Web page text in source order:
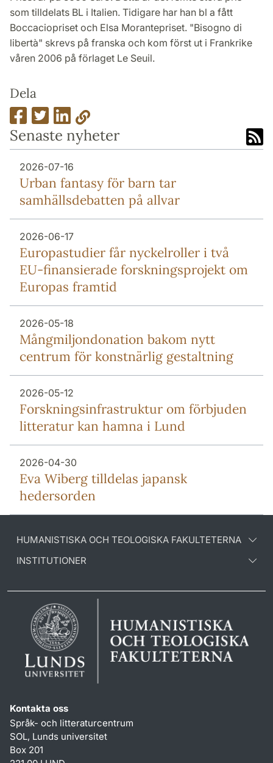
som tilldelats BL i Italien. Tidigare har han bl a fått
Boccaciopriset och Elsa Morantepriset. "Bisogno di
libertà" skrevs på franska och kom först ut i Frankrike
våren 2006 på förlaget Le Seuil.
Dela
Senaste nyheter
2026-07-16
Urban fantasy för barn tar
samhällsdebatten på allvar
2026-06-17
Europa­studier får nyckel­roller i två
EU-finansierade forsknings­projekt om
Europas framtid
2026-05-18
Mång­miljon­donation bakom nytt
centrum för konstnärlig gestaltning
2026-05-12
Forsknings­infrastruktur om förbjuden
litteratur kan hamna i Lund
2026-04-30
Eva Wiberg tilldelas japansk
hedersorden
HUMANISTISKA OCH TEOLOGISKA FAKULTETERNA
INSTITUTIONER
Kontakta oss
Språk- och litteraturcentrum
SOL, Lunds universitet
Box 201